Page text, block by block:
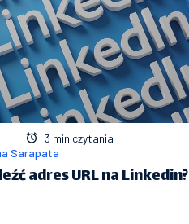
Sarapata
| 3 min czytania
adres URL na Linkedin?